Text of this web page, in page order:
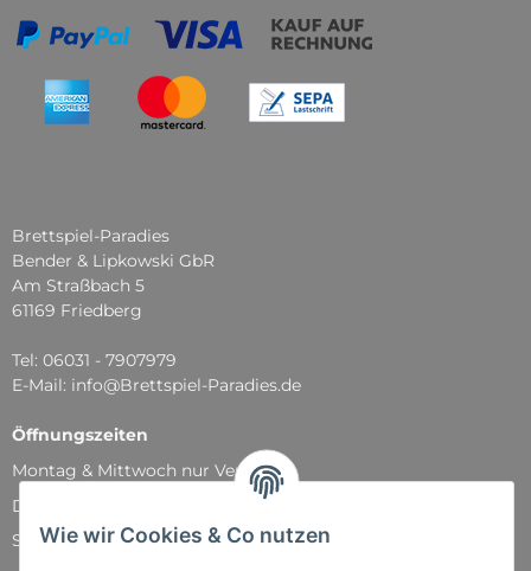
Wie wir Cookies & Co nutzen
Brettspiel-Paradies
Bender & Lipkowski GbR
Am Straßbach 5
61169 Friedberg
Tel: 06031 - 7907979
E-Mail: info@Brettspiel-Paradies.de
Öffnungszeiten
Montag & Mittwoch nur Versand
Dienstag, Donnerstag und Freitag: 11:00 - 18:30 Uhr
Samstag: 11:00 - 14:00 Uhr